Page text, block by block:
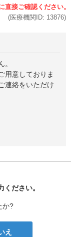
(医療機関ID: 13876)
用意しておりま
連絡をいただけ
ださい。
か?
え